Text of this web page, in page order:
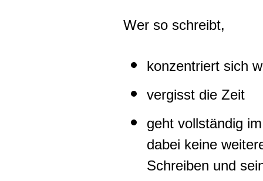
Wer so schreibt,
konzentriert sich
vergisst die Zeit
geht vollständig
dabei keine
Schreiben und